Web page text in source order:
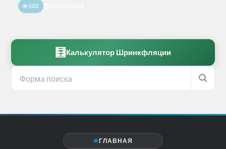
103
🧮 Калькулятор Шринкфляции
ГЛАВНАЯ